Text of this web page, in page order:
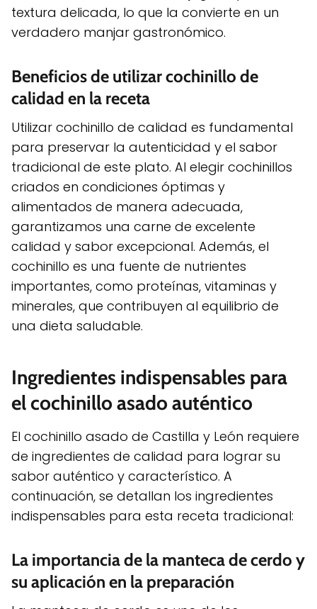
textura delicada, lo que la convierte en un
verdadero manjar gastronómico.
Beneficios de utilizar cochinillo de
calidad en la receta
Utilizar cochinillo de calidad es fundamental
para preservar la autenticidad y el sabor
tradicional de este plato. Al elegir cochinillos
criados en condiciones óptimas y
alimentados de manera adecuada,
garantizamos una carne de excelente
calidad y sabor excepcional. Además, el
cochinillo es una fuente de nutrientes
importantes, como proteínas, vitaminas y
minerales, que contribuyen al equilibrio de
una dieta saludable.
Ingredientes indispensables para
el cochinillo asado auténtico
El cochinillo asado de Castilla y León requiere
de ingredientes de calidad para lograr su
sabor auténtico y característico. A
continuación, se detallan los ingredientes
indispensables para esta receta tradicional:
La importancia de la manteca de cerdo y
su aplicación en la preparación